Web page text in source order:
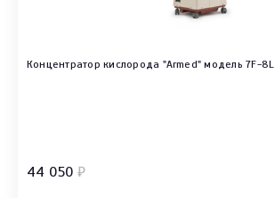
Концентратор кислорода "Armed" модель 7F-8L
44 050 ₽